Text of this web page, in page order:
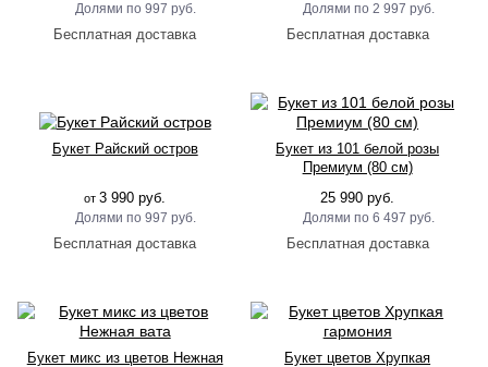
997 руб. 2 997 руб.
Букет Райский остров
от3 990 руб.
997 руб.
Букет из 101 белой розы
Премиум (80 см)
25 990 руб.
6 497 руб.
Букет микс из цветов Нежная
Букет цветов Хрупкая